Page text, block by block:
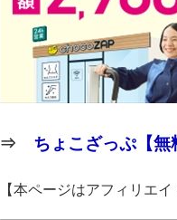
⇒ ちょこざっぷ【無
【本ページはアフィリエ